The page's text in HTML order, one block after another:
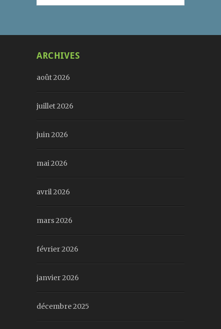
ARCHIVES
août 2026
juillet 2026
juin 2026
mai 2026
avril 2026
mars 2026
février 2026
janvier 2026
décembre 2025